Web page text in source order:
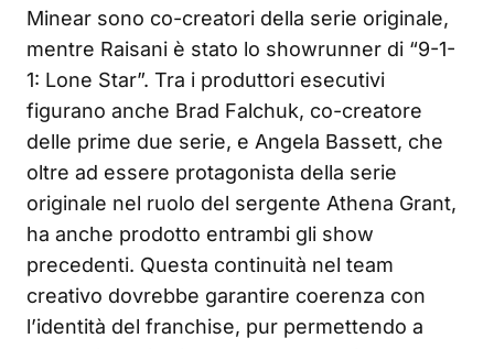
Minear sono co-creatori della serie originale,
mentre Raisani è stato lo showrunner di “9-1-
1: Lone Star”. Tra i produttori esecutivi
figurano anche Brad Falchuk, co-creatore
delle prime due serie, e Angela Bassett, che
oltre ad essere protagonista della serie
originale nel ruolo del sergente Athena Grant,
ha anche prodotto entrambi gli show
precedenti. Questa continuità nel team
creativo dovrebbe garantire coerenza con
l’identità del franchise, pur permettendo a